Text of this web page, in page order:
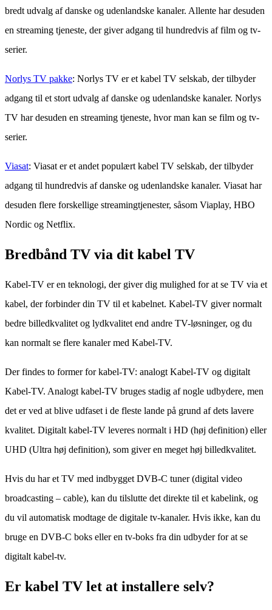
bredt udvalg af danske og udenlandske kanaler. Allente har desuden
en streaming tjeneste, der giver adgang til hundredvis af film og tv-
serier.
Norlys TV pakke: Norlys TV er et kabel TV selskab, der tilbyder
adgang til et stort udvalg af danske og udenlandske kanaler. Norlys
TV har desuden en streaming tjeneste, hvor man kan se film og tv-
serier.
Viasat: Viasat er et andet populært kabel TV selskab, der tilbyder
adgang til hundredvis af danske og udenlandske kanaler. Viasat har
desuden flere forskellige streamingtjenester, såsom Viaplay, HBO
Nordic og Netflix.
Bredbånd TV via dit kabel TV
Kabel-TV er en teknologi, der giver dig mulighed for at se TV via et
kabel, der forbinder din TV til et kabelnet. Kabel-TV giver normalt
bedre billedkvalitet og lydkvalitet end andre TV-løsninger, og du
kan normalt se flere kanaler med Kabel-TV.
Der findes to former for kabel-TV: analogt Kabel-TV og digitalt
Kabel-TV. Analogt kabel-TV bruges stadig af nogle udbydere, men
det er ved at blive udfaset i de fleste lande på grund af dets lavere
kvalitet. Digitalt kabel-TV leveres normalt i HD (høj definition) eller
UHD (Ultra høj definition), som giver en meget høj billedkvalitet.
Hvis du har et TV med indbygget DVB-C tuner (digital video
broadcasting – cable), kan du tilslutte det direkte til et kabelink, og
du vil automatisk modtage de digitale tv-kanaler. Hvis ikke, kan du
bruge en DVB-C boks eller en tv-boks fra din udbyder for at se
digitalt kabel-tv.
Er kabel TV let at installere selv?